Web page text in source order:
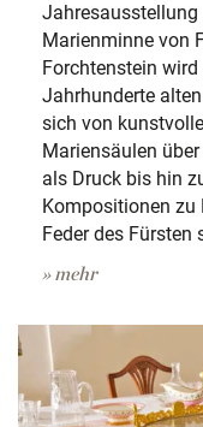
Jahresausstellung
Marienminne von
Forchtenstein
Jahrhunderte
sich von
Mariensäulen
als Druck bis hin
Kompositionen zu
Feder des Fürsten
» mehr